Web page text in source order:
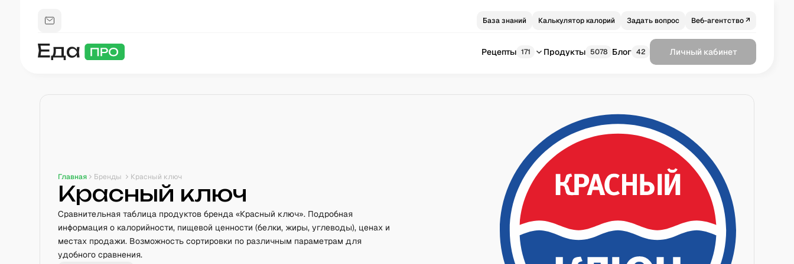
База знаний Калькулятор калорий Задать вопрос Веб-агентство ↗
Рецепты 171 Продукты 5078 Блог 42 Личный кабинет
Главная Бренды Красный ключ
Красный ключ
Сравнительная таблица продуктов бренда «Красный ключ». Подробная
информация о калорийности, пищевой ценности (белки, жиры, углеводы), ценах и
местах продажи. Возможность сортировки по различным параметрам для
удобного сравнения.